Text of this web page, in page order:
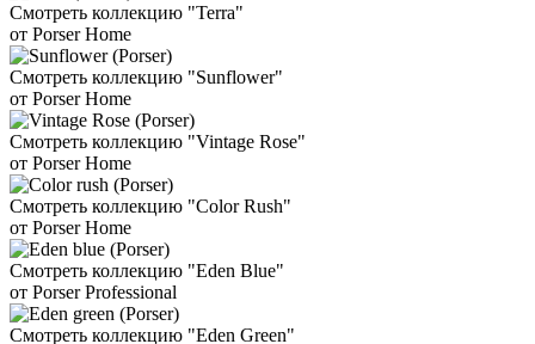
Смотреть коллекцию "Terra"
от Porser Home
Смотреть коллекцию "Sunflower"
от Porser Home
Смотреть коллекцию "Vintage Rose"
от Porser Home
Смотреть коллекцию "Color Rush"
от Porser Home
Смотреть коллекцию "Eden Blue"
от Porser Professional
Смотреть коллекцию "Eden Green"